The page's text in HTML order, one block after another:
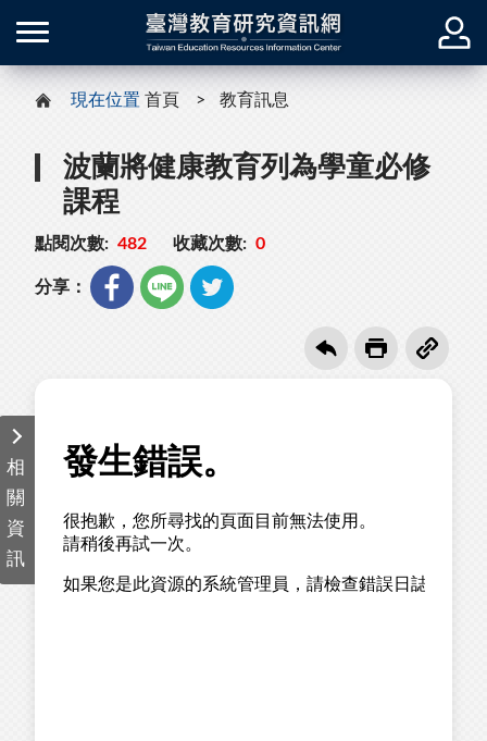
現在位置 首頁 教育訊息
波蘭將健康教育列為學童必修
課程
點閱次數: 482 收藏次數: 0
分享：
相
關
資
訊